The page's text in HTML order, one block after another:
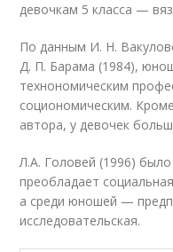
девочкам 5 класса —
По данным И. Н.
Д. П. Барама (1984),
технономическим
социономическим.
автора, у девочек
Л.А. Головей (1996)
преобладает
а среди юношей —
исследовательская.